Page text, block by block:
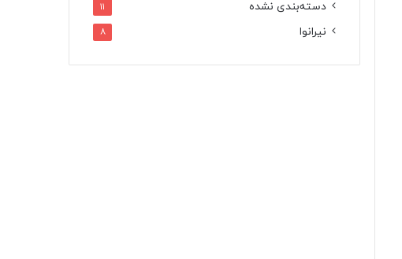
دسته‌بندی نشده ۱۱
نیرانوا ۸